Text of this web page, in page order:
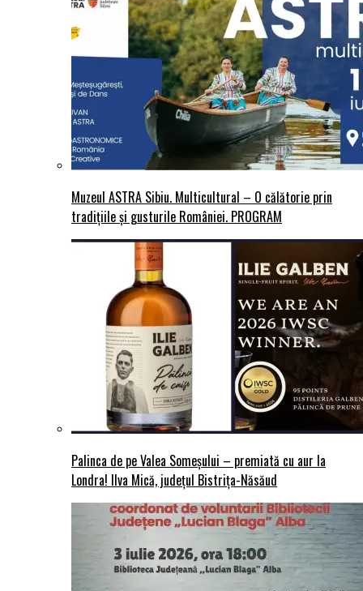
Muzeul ASTRA Sibiu. Multicultural – O călătorie prin
tradițiile și gusturile României. PROGRAM
Palinca de pe Valea Someșului – premiată cu aur la
Londra! Ilva Mică, județul Bistrița-Năsăud